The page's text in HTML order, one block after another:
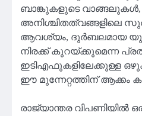
ബാങ്കുകളുടെ വാങ്ങലുകൾ,
അനിശ്ചിതത്വങ്ങളിലെ
ആവശ്യം, ദുർബലമായ
നിരക്ക് കുറയ്ക്കുമെന്ന
ഇടിഎഫുകളിലേക്കുള്ള
ഈ മുന്നേറ്റത്തിന് ആക്കം
രാജ്യാന്തര